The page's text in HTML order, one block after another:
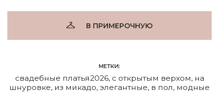
В ПРИМЕРОЧНУЮ
МЕТКИ:
свадебные платья2026, с открытым верхом, на
шнуровке, из микадо, элегантные, в пол, модные